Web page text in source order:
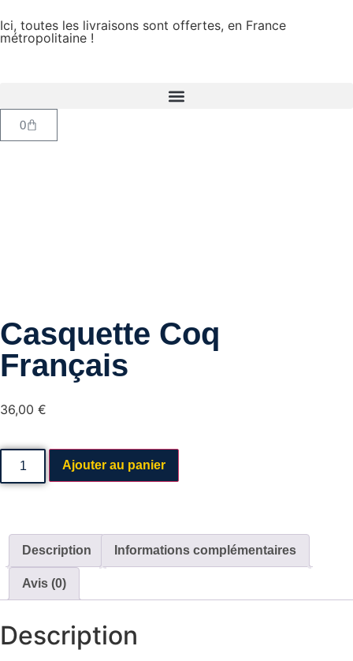
Ici, toutes les livraisons sont offertes, en France
métropolitaine !
0
Casquette Coq
Français
36,00 €
Ajouter au panier
Description Informations complémentaires
Avis (0)
Description